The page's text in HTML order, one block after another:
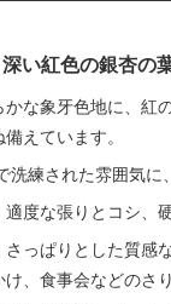
い紅色の銀杏の
かな象牙色地に、紅
えています。
洗練された雰囲気に
適度な張りとコシ、
さっぱりとした質感
け、食事会などのさ